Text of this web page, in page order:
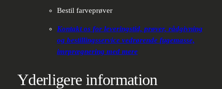
Bestil farveprøver
Kontakt os for leveringstid, prøver, rådgivning
og bestillingsservice vedrørende fugemasse,
imrprægnering med mere
Yderligere information